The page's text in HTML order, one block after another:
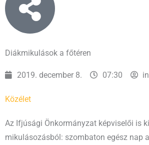
Diákmikulások a főtéren
2019. december 8. 07:30
Közélet
Az Ifjúsági Önkormányzat képviselői is
mikulásozásból: szombaton egész nap